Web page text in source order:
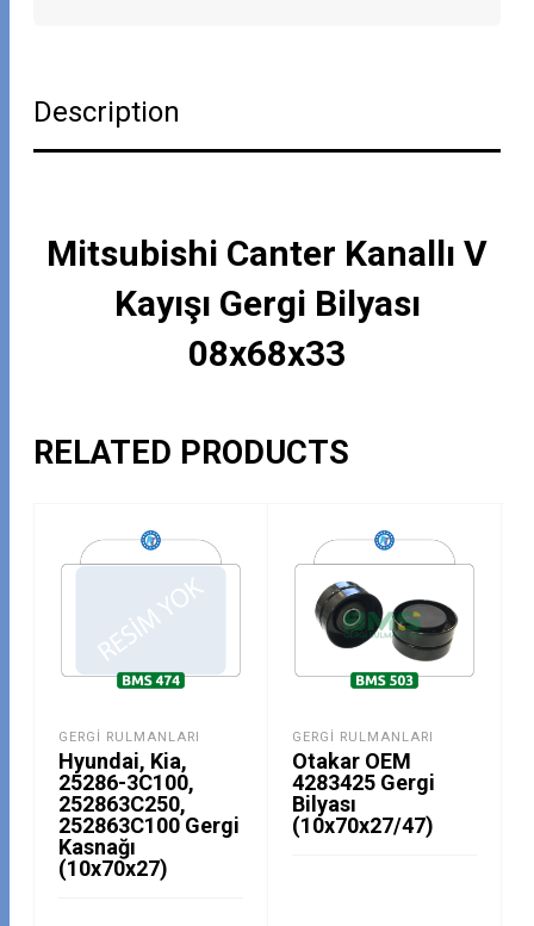
Description
Mitsubishi Canter Kanallı V
Kayışı Gergi Bilyası
08x68x33
RELATED PRODUCTS
GERGI RULMANLARI
Hyundai, Kia,
25286-3C100,
252863C250,
252863C100 Gergi
Kasnağı
(10x70x27)
GERGI RULMANLARI
Otakar OEM
4283425 Gergi
Bilyası
(10x70x27/47)